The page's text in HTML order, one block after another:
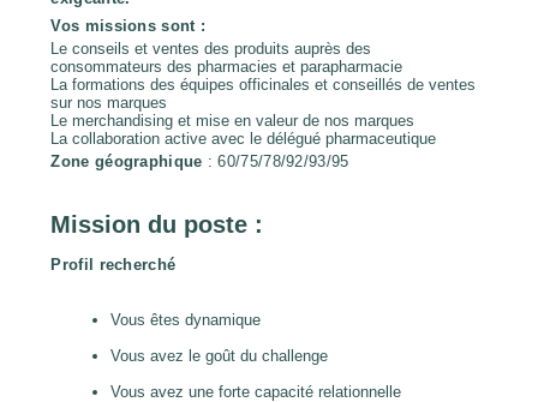
Vos missions sont :
Le conseils et ventes des produits auprès des
consommateurs des pharmacies et parapharmacie
La formations des équipes officinales et conseillés de ventes
sur nos marques
Le merchandising et mise en valeur de nos marques
La collaboration active avec le délégué pharmaceutique
Zone géographique : 60/75/78/92/93/95
Mission du poste :
Profil recherché
Vous êtes dynamique
Vous avez le goût du challenge
Vous avez une forte capacité relationnelle